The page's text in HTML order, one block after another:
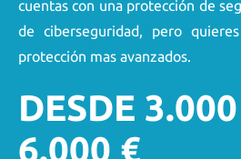
cuentas con una protección de
de ciberseguridad, pero
protección mas avanzados.
DESDE
6.000 €